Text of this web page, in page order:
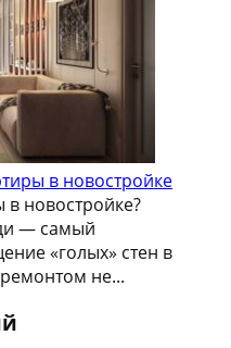
в новостройке
новостройке?
— самый
«голых» стен в
не...